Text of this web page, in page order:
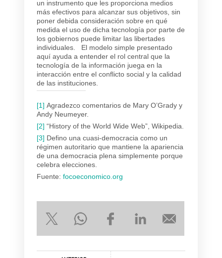
un instrumento que les proporciona medios
más efectivos para alcanzar sus objetivos, sin
poner debida consideración sobre en qué
medida el uso de dicha tecnología por parte de
los gobiernos puede limitar las libertades
individuales. El modelo simple presentado
aquí ayuda a entender el rol central que la
tecnología de la información juega en la
interacción entre el conflicto social y la calidad
de las instituciones.
[1] Agradezco comentarios de Mary O’Grady y
Andy Neumeyer.
[2] “History of the World Wide Web”, Wikipedia.
[3] Defino una cuasi-democracia como un
régimen autoritario que mantiene la apariencia
de una democracia plena simplemente porque
celebra elecciones.
Fuente: focoeconomico.org